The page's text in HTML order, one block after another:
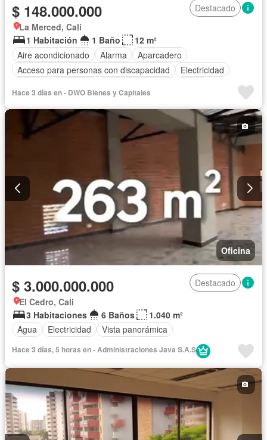
$ 148.000.000
Destacado
La Merced, Cali
1 Habitación
1 Baño
12 m²
Aire acondicionado
Alarma
Aparcadero
Acceso para personas con discapacidad
Electricidad
Hace 3 días en - DWO Bienes y Capitales
Oficina
$ 3.000.000.000
Destacado
El Cedro, Cali
3 Habitaciones
6 Baños
1.040 m²
Agua
Electricidad Vista panorámica
Hace 3 días, 5 horas en - Administraciones Java S.A.S